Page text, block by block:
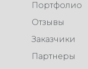
Портфолио
Отзывы
Заказчики
Партнеры